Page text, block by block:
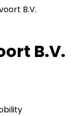
B.V.
B.V.